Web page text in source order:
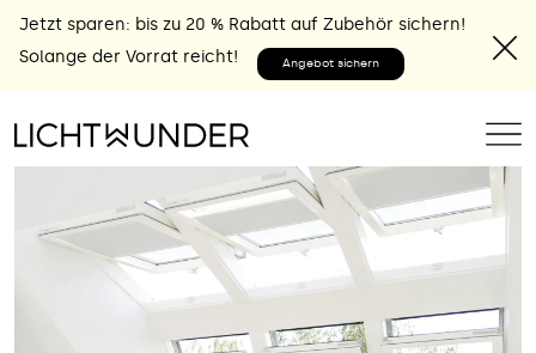
Jetzt sparen: bis zu 20 % Rabatt auf Zubehör sichern!
Solange der Vorrat reicht!
Angebot sichern